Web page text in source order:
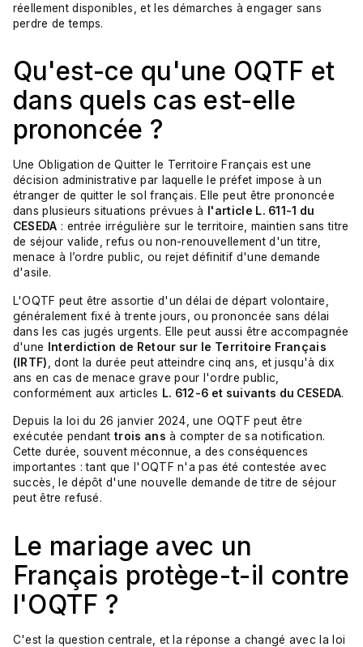
réellement disponibles, et les démarches à engager sans
perdre de temps.
Qu'est-ce qu'une OQTF et
dans quels cas est-elle
prononcée ?
Une Obligation de Quitter le Territoire Français est une
décision administrative par laquelle le préfet impose à un
étranger de quitter le sol français. Elle peut être prononcée
dans plusieurs situations prévues à
l'article L. 611-1 du
CESEDA : entrée irrégulière sur le territoire, maintien sans titre
de séjour valide, refus ou non-renouvellement d'un titre,
menace à l’ordre public, ou rejet définitif d'une demande
d'asile.
L'OQTF peut être assortie d'un délai de départ volontaire,
généralement fixé à trente jours, ou prononcée sans délai
dans les cas jugés urgents. Elle peut aussi être accompagnée
d'une
Interdiction de Retour sur le Territoire Français
(IRTF)
, dont la durée peut atteindre cinq ans, et jusqu'à dix
ans en cas de menace grave pour l'ordre public,
conformément aux articles L. 612-6 et suivants du CESEDA.
Depuis la loi du 26 janvier 2024, une OQTF peut être
exécutée pendanttrois ans à compter de sa notification.
Cette durée, souvent méconnue, a des conséquences
importantes : tant que l'OQTF n'a pas été contestée avec
succès, le dépôt d'une nouvelle demande de titre de séjour
peut être refusé.
Le mariage avec un
Français protège-t-il contre
l'OQTF ?
C'est la question centrale, et la réponse a changé avec la loi